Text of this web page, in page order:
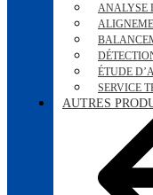
ANALYSE
ÉTUDE
SERVICE
AUTRES